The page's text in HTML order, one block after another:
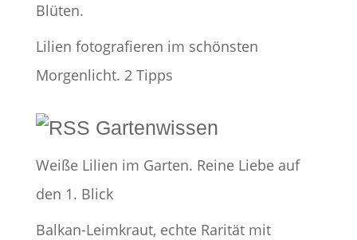
Blüten.
Lilien fotografieren im schönsten
Morgenlicht. 2 Tipps
Gartenwissen
Weiße Lilien im Garten. Reine Liebe auf
den 1. Blick
Balkan-Leimkraut, echte Rarität mit